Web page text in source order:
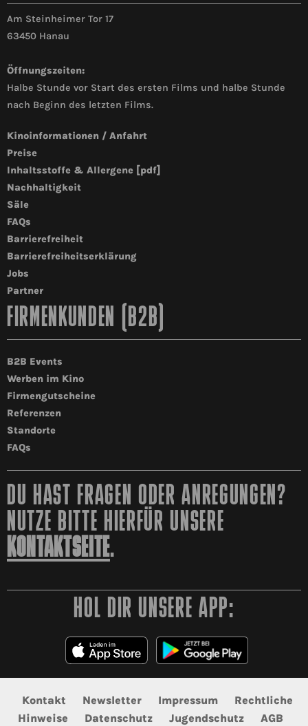
Am Steinheimer Tor 17
63450 Hanau
Öffnungszeiten:
Halbe Stunde vor Start des ersten Films und halbe Stunde
nach Beginn des letzten Films.
Kinoinformationen / Anfahrt
Preise
Inhaltsstoffe & Allergene [pdf]
Nachhaltigkeit
Säle
FAQs
Barrierefreiheit
Barrierefreiheitserklärung
Jobs
Partner
FIRMENKUNDEN (B2B)
B2B Events
Werben im Kino
Firmengutscheine
Referenzen
Standorte
FAQs
DU HAST FRAGEN ODER ANREGUNGEN?
NUTZE BITTE HIERFÜR UNSERE
KONTAKTSEITE.
HOL DIR UNSERE APP:
Kontakt Newsletter Impressum
Rechtliche
Hinweise
Datenschutz Jugendschutz AGB